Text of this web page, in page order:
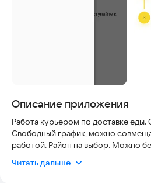
Описание приложения
Работа курьером по доставке
Свободный график, можно
работой. Район на выбор. Можно
электросамокате, машине.
Читать дальше